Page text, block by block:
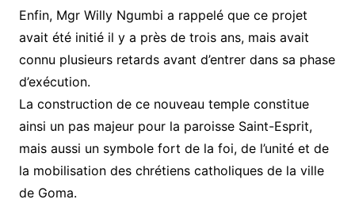
Enfin, Mgr Willy Ngumbi a rappelé que ce projet
avait été initié il y a près de trois ans, mais avait
connu plusieurs retards avant d’entrer dans sa phase
d’exécution.
La construction de ce nouveau temple constitue
ainsi un pas majeur pour la paroisse Saint-Esprit,
mais aussi un symbole fort de la foi, de l’unité et de
la mobilisation des chrétiens catholiques de la ville
de Goma.